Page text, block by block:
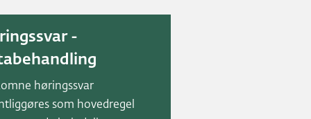
-
høringssvar
som hovedregel